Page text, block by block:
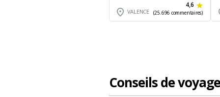
VALENCE
4,6
(25.696 commentaires)
Conseils de